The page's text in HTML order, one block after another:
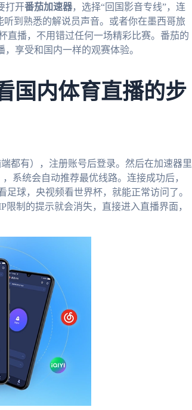
打开番茄加速器，选择“回国影音专线”，连
到熟悉的解说员声音。或者你在墨西哥旅
直播，不用错过任何一场精彩比赛。番茄的
享受和国内一样的观赛体验。
国内体育直播的步
都有），注册账号后登录。然后在加速器里
系统会自动推荐最优线路。连接成功后，
球，央视频看世界杯，就能正常访问了。
制的提示就会消失，直接进入直播界面，